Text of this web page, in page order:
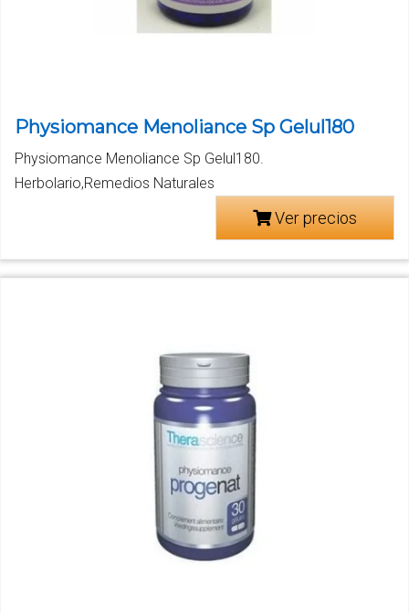
Physiomance Menoliance Sp Gelul180
Physiomance Menoliance Sp Gelul180.
Herbolario,Remedios Naturales
Ver precios